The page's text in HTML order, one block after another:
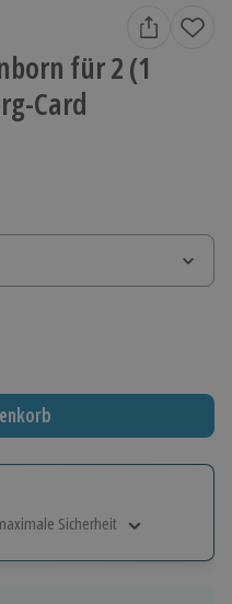
für 2 (1
Card
Sicherheit